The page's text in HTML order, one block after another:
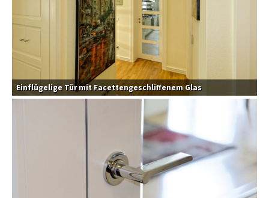
Einflügelige Tür mit Facettengeschliffenem Glas